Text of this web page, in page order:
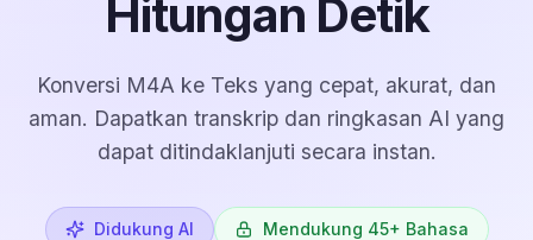
Hitungan Detik
Konversi M4A ke Teks yang cepat, akurat, dan
aman. Dapatkan transkrip dan ringkasan AI yang
dapat ditindaklanjuti secara instan.
Didukung AI Mendukung 45+ Bahasa